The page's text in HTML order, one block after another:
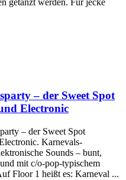
getanzt werden. Für jecke
– der Sweet Spot
Electronic
– der Sweet Spot
Karnevals-
Sounds – bunt,
mit c/o-pop-typischem
Floor 1 heißt es: Karneval ...